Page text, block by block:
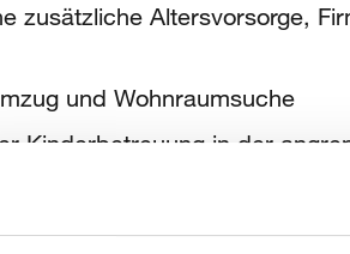
zusätzliche Altersvorsorge,
und Wohnraumsuche
Kinderbetreuung in der
Unterstützung für Fort-